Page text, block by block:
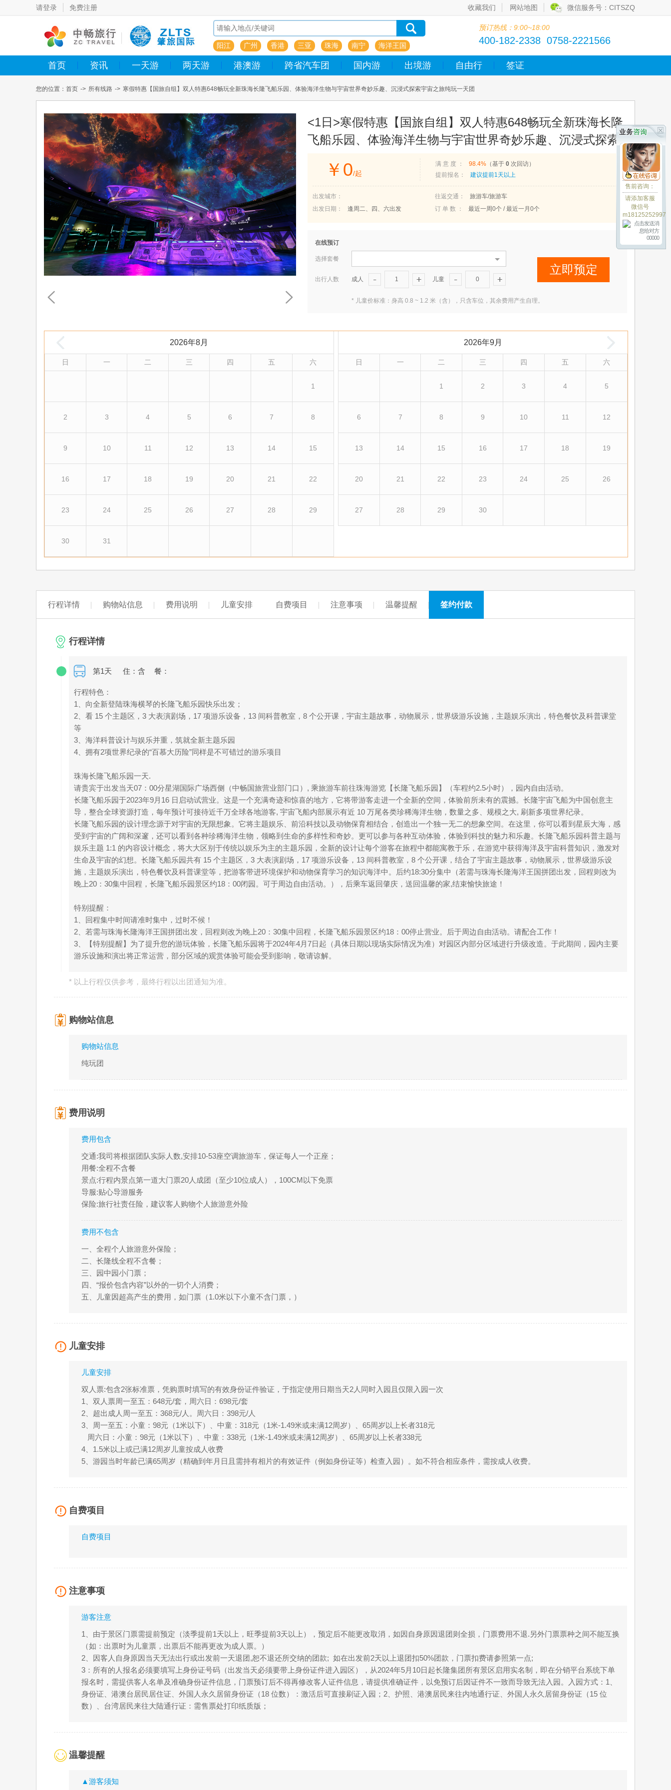
请登录 免费注册 微信服务号：CITSZQ
收藏我们 网站地图
阳江 广州 香港 三亚 珠海 南宁 海洋王国
预订热线：9:00~18:00
400-182-2338 0758-2221566
首页 资讯 一天游 两天游 港澳游 跨省汽车团 国内游 出境游 自由行 签证
售前咨询：
请添加客服
微信号
m18125252997
00000
您的位置： 首页 -> 所有线路 -> 寒假特惠【国旅自组】双人特惠648畅玩全新珠海长隆飞船乐园、体验海洋生物与宇宙世界奇妙乐趣、沉浸式探索宇宙之旅纯玩一天团
<1日>寒假特惠【国旅自组】双人特惠648畅玩全新珠海长隆
飞船乐园、体验海洋生物与宇宙世界奇妙乐趣、沉浸式探索
￥ 0/起
满 意 度 ： 98.4% （基于 0 次回访）
提前报名：
建议提前1天以上
出发城市： 往返交通：
旅游车/旅游车
出发日期：
逢周二、四、六出发 订 单 数 ： 最近一周0个 / 最近一月 0个
在线预订
选择套餐
出行人数 1
成人 0
儿童
* 儿童价标准：身高 0.8 ~ 1.2 米（含），只含车位，其余费用产生自理。
立即预定
2026年8月 2026年9月
日 一 二 三 四 五 六
1
2 3 4 5 6 7 8
9 10 11 12 13 14 15
16 17 18 19 20 21 22
23 24 25 26 27 28 29
30 31
日 一 二 三 四 五 六
1 2 3 4 5
6 7 8 9 10 11 12
13 14 15 16 17 18 19
20 21 22 23 24 25 26
27 28 29 30
行程详情 购物站信息 费用说明 儿童安排 自费项目 注意事项 温馨提醒 签约付款
行程详情
第1天 住：含 餐：
行程特色：
1、向全新登陆珠海横琴的长隆飞船乐园快乐出发；
2、看 15 个主题区，3 大表演剧场，17 项游乐设备，13 间科普教室，8 个公开课，宇宙主题故事，动物展示，世界级游乐设施，主题娱乐演出，特色餐饮及科普课堂
等
3、海洋科普设计与娱乐并重，筑就全新主题乐园
4、拥有2项世界纪录的“百慕大历险”同样是不可错过的游乐项目
珠海长隆飞船乐园一天.
请贵宾于出发当天07：00分星湖国际广场西侧（中畅国旅营业部门口）, 乘旅游车前往珠海游览【长隆飞船乐园】（车程约2.5小时），园内自由活动。
长隆飞船乐园于2023年9月16 日启动试营业。这是一个充满奇迹和惊喜的地方，它将带游客走进一个全新的空间，体验前所未有的震撼。长隆宇宙飞船为中国创意主
导，整合全球资源打造，每年预计可接待近千万全球各地游客, 宇宙飞船内部展示有近 10 万尾各类珍稀海洋生物，数量之多、规模之大, 刷新多项世界纪录。
长隆飞船乐园的设计理念源于对宇宙的无限想象。它将主题娱乐、前沿科技以及动物保育相结合，创造出一个独一无二的想象空间。在这里，你可以看到星辰大海，感
受到宇宙的广阔和深邃，还可以看到各种珍稀海洋生物，领略到生命的多样性和奇妙。更可以参与各种互动体验，体验到科技的魅力和乐趣。长隆飞船乐园科普主题与
娱乐主题 1:1 的内容设计概念，将大大区别于传统以娱乐为主的主题乐园，全新的设计让每个游客在旅程中都能寓教于乐，在游览中获得海洋及宇宙科普知识，激发对
生命及宇宙的幻想。长隆飞船乐园共有 15 个主题区，3 大表演剧场，17 项游乐设备，13 间科普教室，8 个公开课，结合了宇宙主题故事，动物展示，世界级游乐设
施，主题娱乐演出，特色餐饮及科普课堂等，把游客带进环境保护和动物保育学习的知识海洋中。后约18:30分集中（若需与珠海长隆海洋王国拼团出发，回程则改为
晚上20：30集中回程，长隆飞船乐园景区约18：00闭园。可于周边自由活动。），后乘车返回肇庆，送回温馨的家,结束愉快旅途！
特别提醒：
1、回程集中时间请准时集中，过时不候！
2、若需与珠海长隆海洋王国拼团出发，回程则改为晚上20：30集中回程，长隆飞船乐园景区约18：00停止营业。后于周边自由活动。请配合工作！
3、【特别提醒】为了提升您的游玩体验，长隆飞船乐园将于2024年4月7日起（具体日期以现场实际情况为准）对园区内部分区域进行升级改造。于此期间，园内主要
游乐设施和演出将正常运营，部分区域的观赏体验可能会受到影响，敬请谅解。
* 以上行程仅供参考，最终行程以出团通知为准。
购物站信息
购物站信息
纯玩团
费用说明
费用包含
交通:我司将根据团队实际人数,安排10-53座空调旅游车，保证每人一个正座；
用餐:全程不含餐
景点:行程内景点第一道大门票20人成团（至少10位成人），100CM以下免票
导服:贴心导游服务
保险:旅行社责任险，建议客人购物个人旅游意外险
费用不包含
一、全程个人旅游意外保险；
二、长隆线全程不含餐；
三、园中园小门票；
四、“报价包含内容”以外的一切个人消费；
五、儿童因超高产生的费用，如门票（1.0米以下小童不含门票，）
儿童安排
儿童安排
双人票:包含2张标准票，凭购票时填写的有效身份证件验证，于指定使用日期当天2人同时入园且仅限入园一次
1、双人票周一至五：648元/套，周六日：698元/套
2、超出成人周一至五：368元/人。周六日：398元/人
3、周一至五：小童：98元（1米以下）、中童：318元（1米-1.49米或未满12周岁）、65周岁以上长者318元
周六日：小童：98元（1米以下）、中童：338元（1米-1.49米或未满12周岁）、65周岁以上长者338元
4、1.5米以上或已满12周岁儿童按成人收费
5、游园当时年龄已满65周岁（精确到年月日且需持有相片的有效证件（例如身份证等）检查入园）。如不符合相应条件，需按成人收费。
自费项目
自费项目
注意事项
游客注意
1、由于景区门票需提前预定（淡季提前1天以上，旺季提前3天以上），预定后不能更改取消，如因自身原因退团则全损，门票费用不退.另外门票票种之间不能互换
（如：出票时为儿童票，出票后不能再更改为成人票。）
2、因客人自身原因当天无法出行或出发前一天退团,恕不退还所交纳的团款; 如在出发前2天以上退团扣50%团款，门票扣费请参照第一点;
3：所有的人报名必须要填写上身份证号码（出发当天必须要带上身份证件进入园区），从2024年5月10日起长隆集团所有景区启用实名制，即在分销平台系统下单
报名时，需提供客人名单及准确身份证件信息，门票预订后不得再修改客人证件信息，请提供准确证件，以免预订后因证件不一致而导致无法入园。入园方式：1、
身份证、港澳台居民居住证、外国人永久居留身份证（18 位数）：激活后可直接刷证入园；2、护照、港澳居民来往内地通行证、外国人永久居留身份证（15 位
数）、台湾居民来往大陆通行证：需售票处打印纸质版；
温馨提醒
▲游客须知